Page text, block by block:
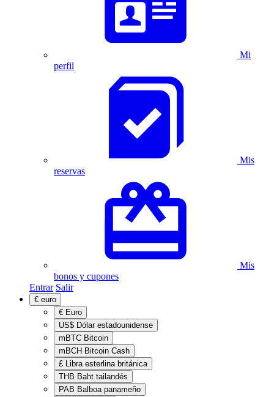
Mi
perfil
Mis
reservas
Mis
bonos y cupones
Entrar Salir
€ euro
€ Euro
US$ Dólar estadounidense
mBTC Bitcoin
mBCH Bitcoin Cash
£ Libra esterlina británica
THB Baht tailandés
PAB Balboa panameño